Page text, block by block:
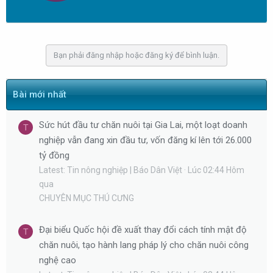
b
y
Bạn phải đăng nhập hoặc đăng ký để bình luận.
Bài mới nhất
T
Sức hút đầu tư chăn nuôi tại Gia Lai, một loạt doanh
nghiệp vẫn đang xin đầu tư, vốn đăng kí lên tới 26.000
tỷ đồng
Latest: Tin nông nghiệp | Báo Dân Việt
Lúc 02:44 Hôm
qua
CHUYÊN MỤC THÚ CƯNG
T
Đại biểu Quốc hội đề xuất thay đổi cách tính mật độ
chăn nuôi, tạo hành lang pháp lý cho chăn nuôi công
nghệ cao